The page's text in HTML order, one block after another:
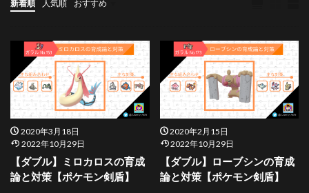
新着順 人気順 おすすめ
2020年3月18日
2022年10月29日
【ダブル】ミロカロスの育成
論と対策【ポケモン剣盾】
2020年2月15日
2022年10月29日
【ダブル】ローブシンの育成
論と対策【ポケモン剣盾】